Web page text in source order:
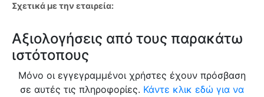
Σχετικά με την εταιρεία:
Αξιολογήσεις από τους παρακάτω
ιστότοπους
Μόνο οι εγγεγραμμένοι χρήστες έχουν πρόσβαση
σε αυτές τις πληροφορίες. Κάντε κλικ εδώ για να